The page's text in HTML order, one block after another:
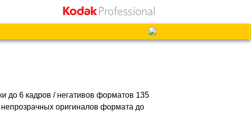
до 6 кадров / негативов форматов 135
оригиналов формата до